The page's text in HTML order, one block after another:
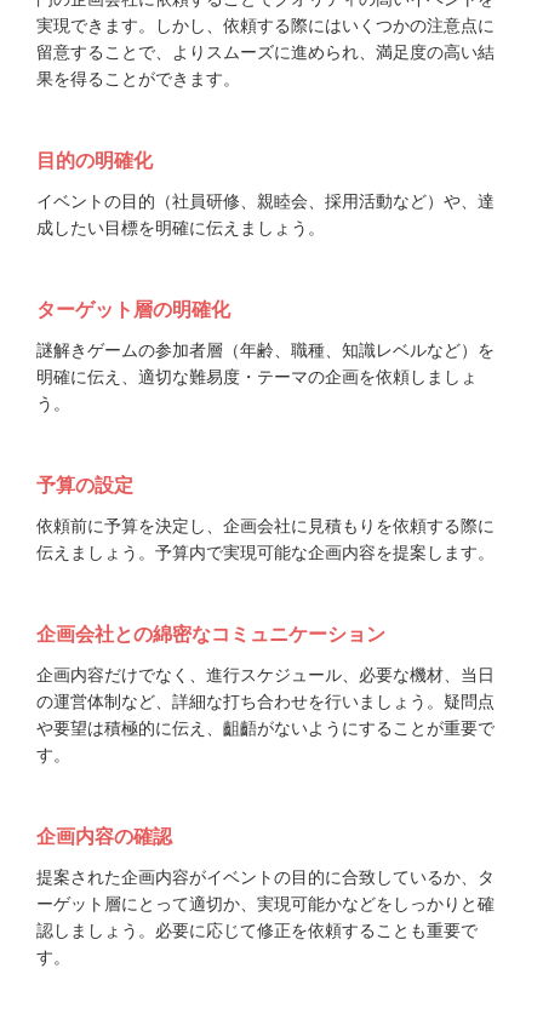
実現できます。しかし、依頼する際にはいくつかの注意点に
留意することで、よりスムーズに進められ、満足度の高い結
果を得ることができます。
目的の明確化
イベントの目的（社員研修、親睦会、採用活動など）や、達
成したい目標を明確に伝えましょう。
ターゲット層の明確化
謎解きゲームの参加者層（年齢、職種、知識レベルなど）を
明確に伝え、適切な難易度・テーマの企画を依頼しましょ
う。
予算の設定
依頼前に予算を決定し、企画会社に見積もりを依頼する際に
伝えましょう。予算内で実現可能な企画内容を提案します。
企画会社との綿密なコミュニケーション
企画内容だけでなく、進行スケジュール、必要な機材、当日
の運営体制など、詳細な打ち合わせを行いましょう。疑問点
や要望は積極的に伝え、齟齬がないようにすることが重要で
す。
企画内容の確認
提案された企画内容がイベントの目的に合致しているか、タ
ーゲット層にとって適切か、実現可能かなどをしっかりと確
認しましょう。必要に応じて修正を依頼することも重要で
す。